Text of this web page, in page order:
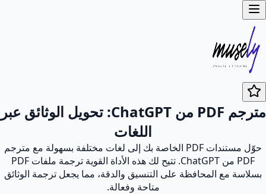
مترجم PDF من ChatGPT: تحويل الوثائق عبر
اللغات
حوّل مستندات PDF الخاصة بك إلى لغات مختلفة بسهولة مع مترجم
PDF من ChatGPT. تتيح لك هذه الأداة القوية ترجمة ملفات PDF
بسلاسة مع المحافظة على التنسيق والدقة، مما يجعل ترجمة الوثائق
متاحة وفعالة.